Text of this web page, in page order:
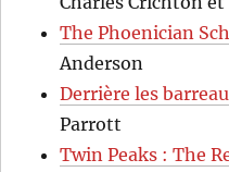
The Phoenician
Anderson
Derrière les
Parrott
Twin Peaks : The